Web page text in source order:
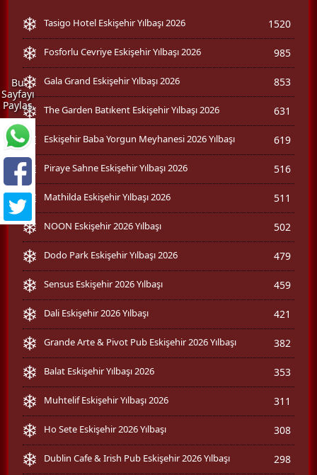
Bu
Sayfayı
Paylaş
Tasigo Hotel Eskişehir Yılbaşı 2026 1520
Fosforlu Cevriye Eskişehir Yılbaşı 2026 985
Gala Grand Eskişehir Yılbaşı 2026 853
The Garden Batıkent Eskişehir Yılbaşı 2026 631
Eskişehir Baba Yorgun Meyhanesi 2026 Yılbaşı 619
Piraye Sahne Eskişehir Yılbaşı 2026 516
Mathilda Eskişehir Yılbaşı 2026 511
NOON Eskişehir 2026 Yılbaşı 502
Dodo Park Eskişehir Yılbaşı 2026 479
Sensus Eskişehir 2026 Yılbaşı 459
Dali Eskişehir 2026 Yılbaşı 421
Grande Arte & Pivot Pub Eskişehir 2026 Yılbaşı 382
Balat Eskişehir Yılbaşı 2026 353
Muhtelif Eskişehir Yılbaşı 2026 311
Ho Sete Eskişehir 2026 Yılbaşı 308
Dublin Cafe & Irish Pub Eskişehir 2026 Yılbaşı 298